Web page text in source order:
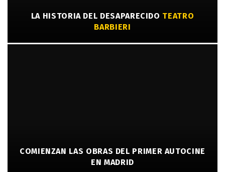
LA HISTORIA DEL DESAPARECIDO TEATRO
BARBIERI
COMIENZAN LAS OBRAS DEL PRIMER AUTOCINE
EN MADRID